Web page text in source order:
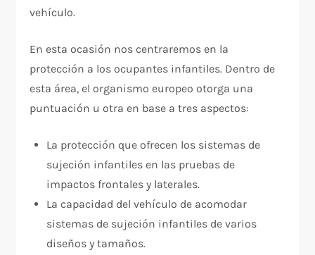
vehículo.
En esta ocasión nos centraremos en la
protección a los ocupantes infantiles. Dentro de
esta área, el organismo europeo otorga una
puntuación u otra en base a tres aspectos:
La protección que ofrecen los sistemas de
sujeción infantiles en las pruebas de
impactos frontales y laterales.
La capacidad del vehículo de acomodar
sistemas de sujeción infantiles de varios
diseños y tamaños.